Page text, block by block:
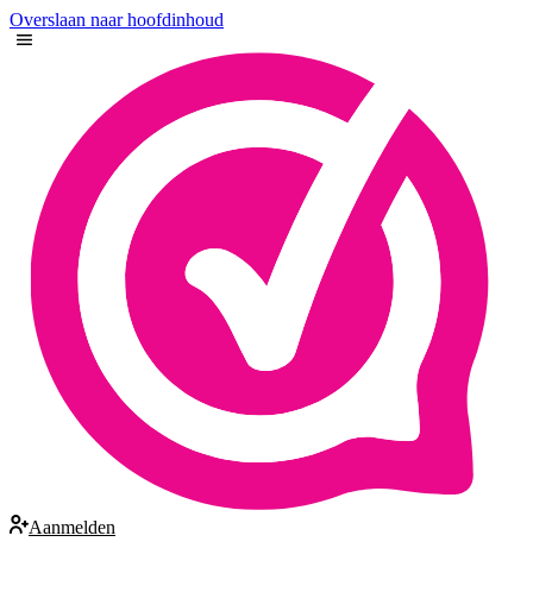
Overslaan naar hoofdinhoud
Aanmelden